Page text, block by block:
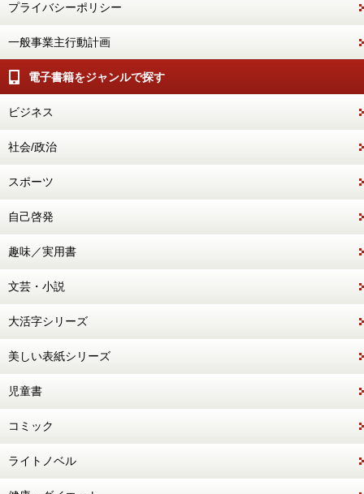
プライバシーポリシー
一般事業主行動計画
電子書籍をジャンルで探す
ビジネス
社会/政治
スポーツ
自己啓発
趣味／実用書
文芸・小説
大活字シリーズ
美しい表紙シリーズ
児童書
コミック
ライトノベル